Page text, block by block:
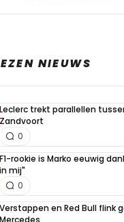
NIEUWS
Leclerc trekt parallellen
Zandvoort
0
F1-rookie is Marko eeuwig
in mij"
0
Verstappen en Red Bull flink
Mercedes